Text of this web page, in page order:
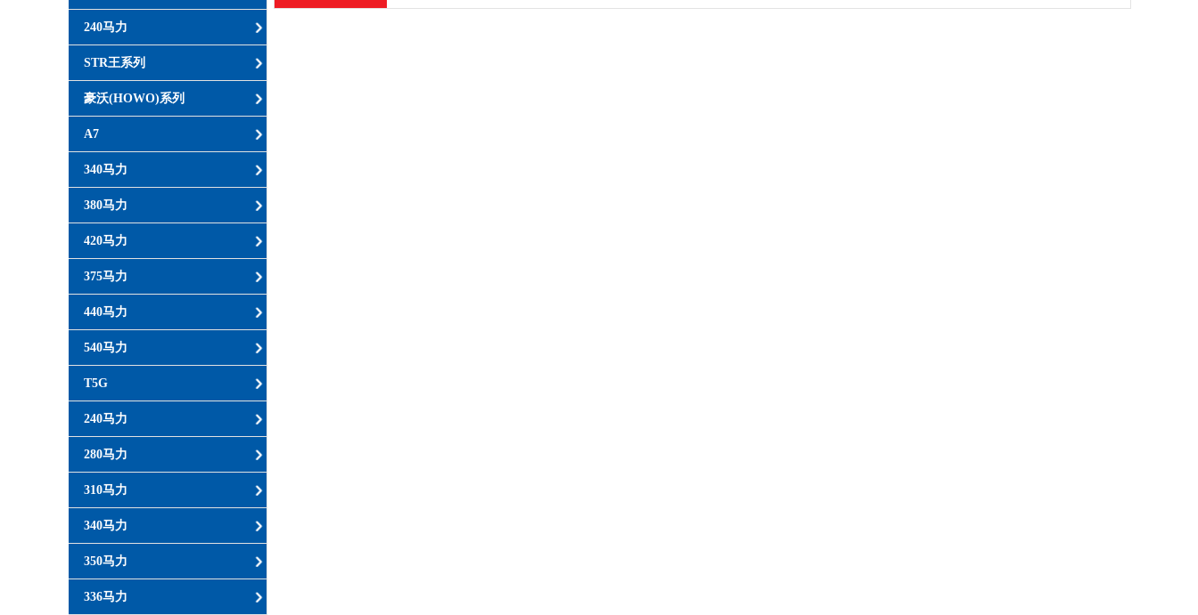
240马力
STR王系列
豪沃(HOWO)系列
A7
340马力
380马力
420马力
375马力
440马力
540马力
T5G
240马力
280马力
310马力
340马力
350马力
336马力